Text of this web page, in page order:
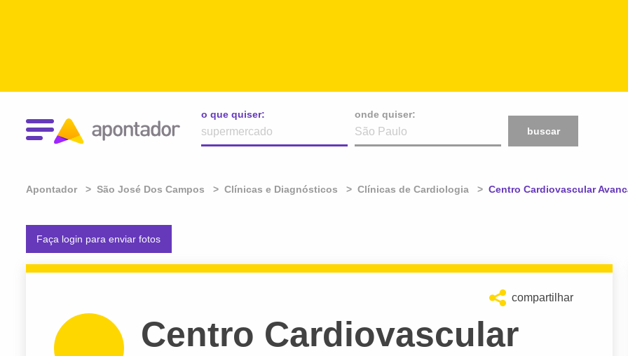
o que quiser:
onde quiser:
buscar
Apontador São José Dos Campos Clínicas e Diagnósticos Clínicas de Cardiologia Atual:
Centro Cardiovascular
Faça login para enviar fotos
compartilhar
Centro Cardiovascular